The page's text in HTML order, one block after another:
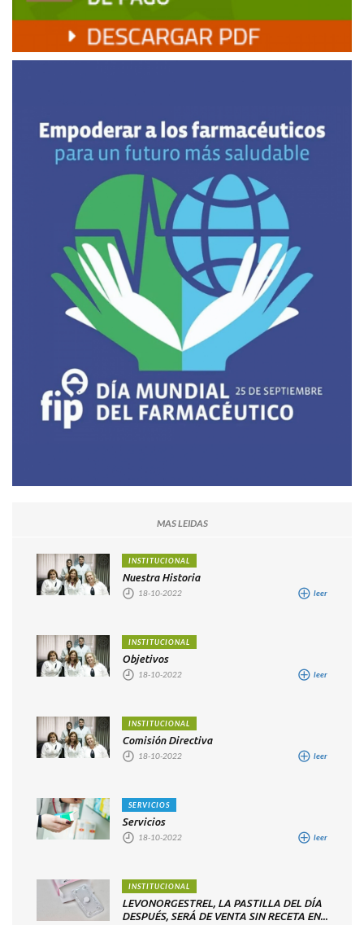
MAS LEIDAS
INSTITUCIONAL
Nuestra Historia
18-10-2022 leer
INSTITUCIONAL
Objetivos
18-10-2022 leer
INSTITUCIONAL
Comisión Directiva
18-10-2022 leer
SERVICIOS
Servicios
18-10-2022 leer
INSTITUCIONAL
LEVONORGESTREL, LA PASTILLA DEL DÍA
DESPUÉS, SERÁ DE VENTA SIN RECETA EN...